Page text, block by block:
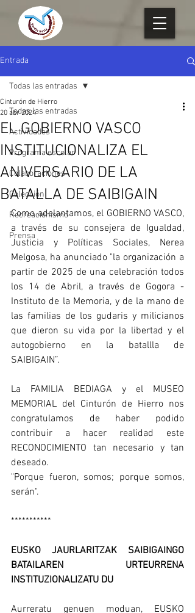
Entrada
Todas las entradas
Actividades
Programa escolar
Colaboraciones
Colección
Recreacionismo
Prensa
Todas las entradas
EL GOBIERNO VASCO
INSTITUCIONALIZA EL
ANIVERSARIO DE LA
BATALLA DE SAIBIGAIN
Cinturón de Hierro
20 abr 2024
Como adelantamos, el GOBIERNO VASCO,
a través de su consejera de Igualdad,
Justicia y Políticas Sociales, Nerea
Melgosa, ha anunciado "la organización a
partir de 2025 de una celebración todos
los 14 de Abril, a través de Gogora -
Instituto de la Memoria, y de la mano de
las familias de los gudaris y milicianos
que dieron su vida por la libertad y el
autogobierno en la batallla de
SAIBIGAIN”.
La FAMILIA BEDIAGA y el MUSEO
MEMORIAL del Cinturón de Hierro nos
congratulamos de haber podido
contribuir a hacer realidad este
RECONOCIMIENTO tan necesario y tan
deseado.
"Porque fueron, somos; porque somos,
serán".
***********
EUSKO JAURLARITZAK SAIBIGAINGO
BATAILAREN URTEURRENA
INSTITUZIONALIZATU DU
Aurreratu genuen moduan, EUSKO